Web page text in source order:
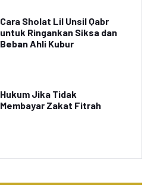
Cara Sholat Lil Unsil Qabr
untuk Ringankan Siksa dan
Beban Ahli Kubur
Hukum Jika Tidak
Membayar Zakat Fitrah